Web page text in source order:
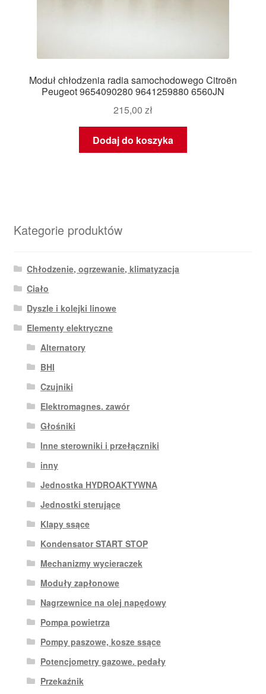
Moduł chłodzenia radia samochodowego Citroën
Peugeot 9654090280 9641259880 6560JN
215,00 zł
Dodaj do koszyka
Kategorie produktów
Chłodzenie, ogrzewanie, klimatyzacja
Ciało
Dyszle i kolejki linowe
Elementy elektryczne
Alternatory
BHI
Czujniki
Elektromagnes. zawór
Głośniki
Inne sterowniki i przełączniki
inny
Jednostka HYDROAKTYWNA
Jednostki sterujące
Klapy ssące
Kondensator START STOP
Mechanizmy wycieraczek
Moduły zapłonowe
Nagrzewnice na olej napędowy
Pompa powietrza
Pompy paszowe, kosze ssące
Potencjometry gazowe. pedały
Przekaźnik